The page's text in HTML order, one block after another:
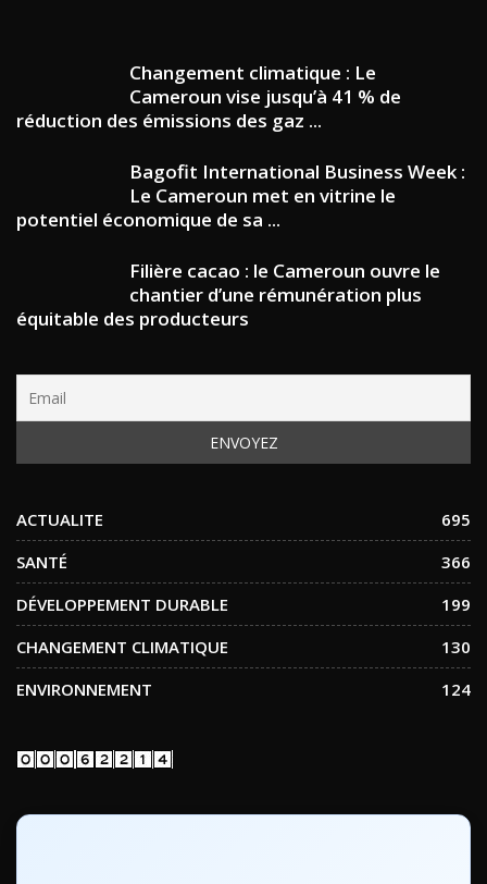
Changement climatique : Le
Cameroun vise jusqu’à 41 % de
réduction des émissions des gaz ...
Bagofit International Business Week :
Le Cameroun met en vitrine le
potentiel économique de sa ...
Filière cacao : le Cameroun ouvre le
chantier d’une rémunération plus
équitable des producteurs
ACTUALITE
695
SANTÉ
366
DÉVELOPPEMENT DURABLE
199
CHANGEMENT CLIMATIQUE
130
ENVIRONNEMENT
124